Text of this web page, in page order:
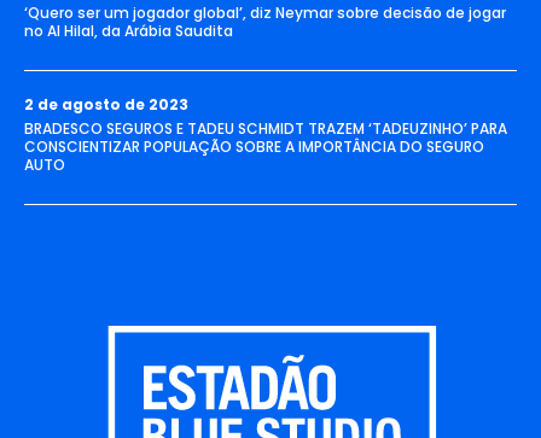
‘Quero ser um jogador global’, diz Neymar sobre decisão de jogar
no Al Hilal, da Arábia Saudita
2 de agosto de 2023
BRADESCO SEGUROS E TADEU SCHMIDT TRAZEM ‘TADEUZINHO’ PARA
CONSCIENTIZAR POPULAÇÃO SOBRE A IMPORTÂNCIA DO SEGURO
AUTO